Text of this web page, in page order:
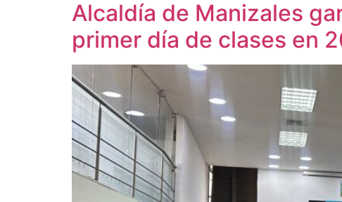
Alcaldía de Manizales
primer día de clases en